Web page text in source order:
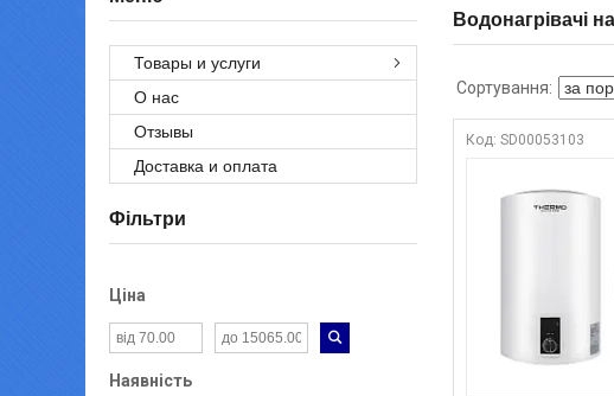
Водонагрівачі
SD00053103
Товары и услуги
О нас
Отзывы
Доставка и оплата
Фільтри
Ціна
Наявність